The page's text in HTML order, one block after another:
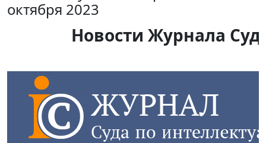
октября 2023
Новости Журнала